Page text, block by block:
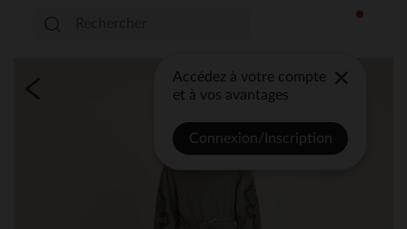
Accédez à votre compte
et à vos avantages
Connexion/Inscription